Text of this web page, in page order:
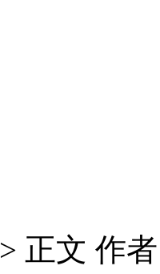
> 正文 作